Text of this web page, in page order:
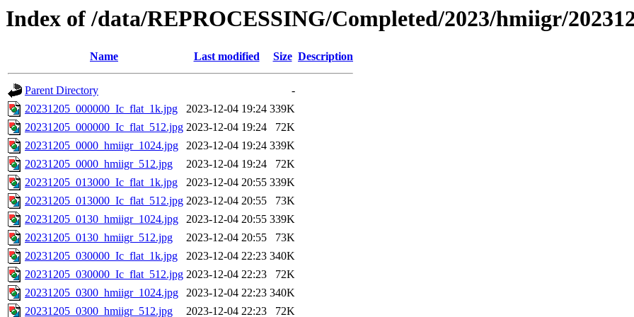
Index of /data/REPROCESSING/Completed/2023/hmiigr/
Name Last modified Size Description
Parent Directory
-
20231205_000000_Ic_flat_1k.jpg
2023-12-04 19:24 339K
20231205_000000_Ic_flat_512.jpg 2023-12-04 19:24
72K
20231205_0000_hmiigr_1024.jpg
2023-12-04 19:24 339K
20231205_0000_hmiigr_512.jpg
2023-12-04 19:24
72K
20231205_013000_Ic_flat_1k.jpg
2023-12-04 20:55 339K
20231205_013000_Ic_flat_512.jpg 2023-12-04 20:55
73K
20231205_0130_hmiigr_1024.jpg
2023-12-04 20:55 339K
20231205_0130_hmiigr_512.jpg
2023-12-04 20:55
73K
20231205_030000_Ic_flat_1k.jpg
2023-12-04 22:23 340K
20231205_030000_Ic_flat_512.jpg 2023-12-04 22:23
72K
20231205_0300_hmiigr_1024.jpg
2023-12-04 22:23 340K
20231205_0300_hmiigr_512.jpg
2023-12-04 22:23 72K